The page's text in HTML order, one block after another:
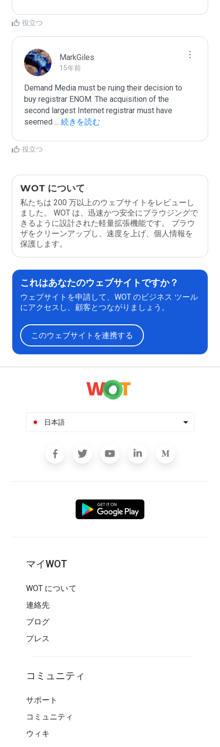
役立つ
MarkGiles
15年前
Demand Media must be ruing their decision to
buy registrar ENOM. The acquisition of the
second largest Internet registrar must have
seemed ... 続きを読む
役立つ
WOT について
私たちは 200 万以上のウェブサイトをレビューし
ました。 WOT は、迅速かつ安全にブラウジングで
きるように設計された軽量拡張機能です。 ブラウ
ザをクリーンアップし、速度を上げ、個人情報を
保護します。
これはあなたのウェブサイトですか？
ウェブサイトを申請して、WOT のビジネス ツール
にアクセスし、顧客とつながりましょう。
このウェブサイトを連携する
日本語
マイWOT
WOT について
連絡先
ブログ
プレス
コミュニティ
サポート
コミュニティ
ウィキ